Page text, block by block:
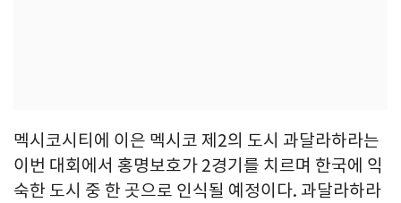
멕시코시티에 이은 멕시코 제2의 도시 과달라하라는
이번 대회에서 홍명보호가 2경기를 치르며 한국에 익
숙한 도시 중 한 곳으로 인식될 예정이다. 과달라하라